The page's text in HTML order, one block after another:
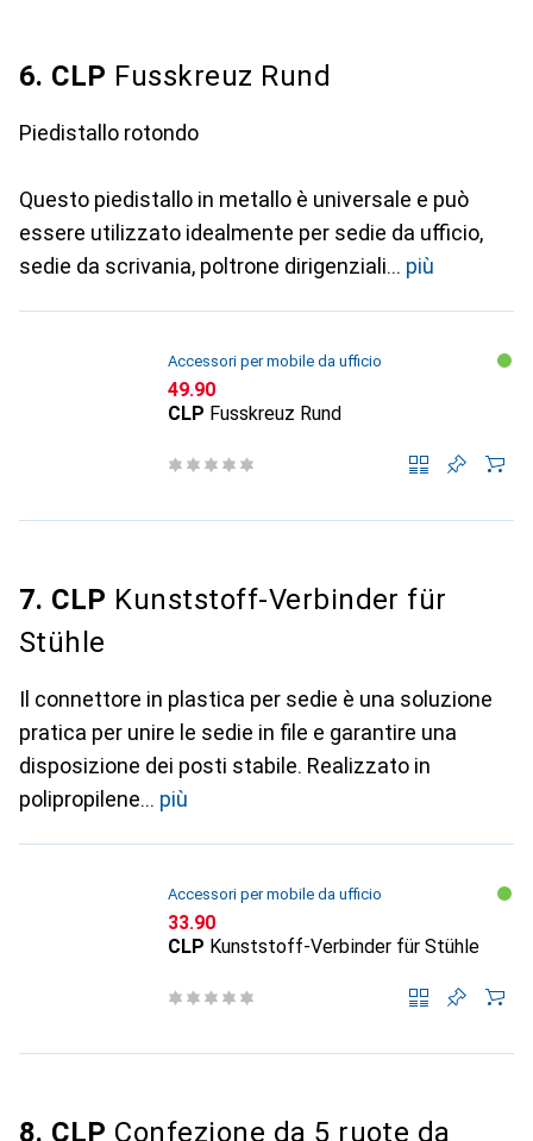
6. CLP Fusskreuz Rund
Piedistallo rotondo
Questo piedistallo in metallo è universale e può
essere utilizzato idealmente per sedie da ufficio,
sedie da scrivania, poltrone dirigenziali
più
Accessori per mobile da ufficio
CHF
49.90
CLP Fusskreuz Rund
7. CLP Kunststoff-Verbinder für
Stühle
Il connettore in plastica per sedie è una soluzione
pratica per unire le sedie in file e garantire una
disposizione dei posti stabile. Realizzato in
polipropilene
più
Accessori per mobile da ufficio
CHF
33.90
CLP Kunststoff-Verbinder für Stühle
8. CLP Confezione da 5 ruote da